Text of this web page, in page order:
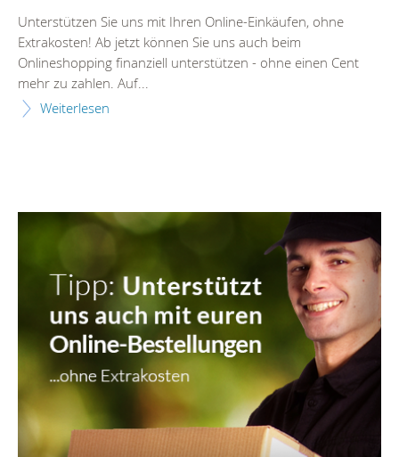
Unterstützen Sie uns mit Ihren Online-Einkäufen, ohne
Extrakosten! Ab jetzt können Sie uns auch beim
Onlineshopping finanziell unterstützen - ohne einen Cent
mehr zu zahlen. Auf...
Weiterlesen